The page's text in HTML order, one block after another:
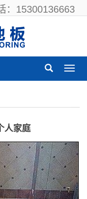
：15300136663
导
人家庭